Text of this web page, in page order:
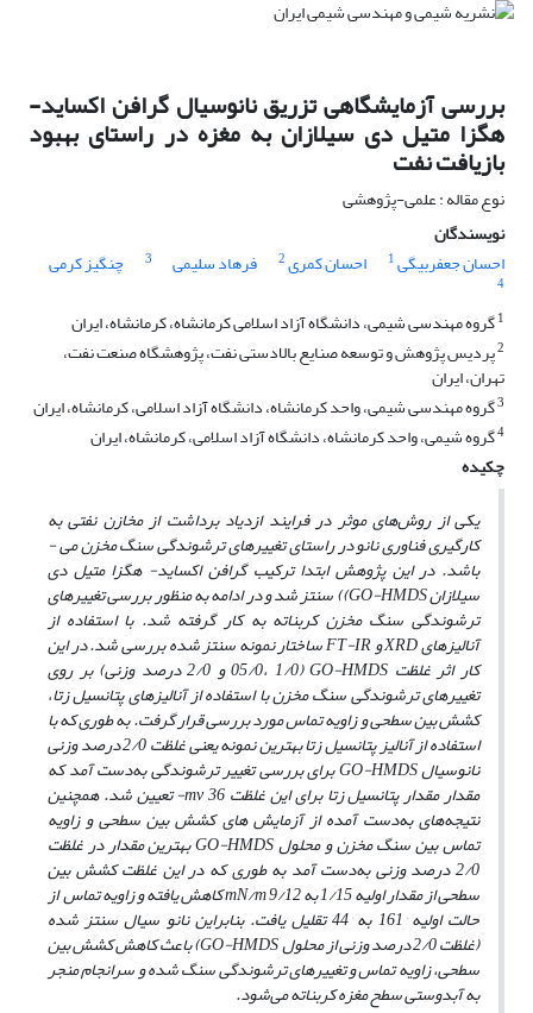
بررسی آزمایشگاهی تزریق نانوسیال گرافن اکساید-
هگزا متیل دی سیلازان به مغزه در راستای بهبود
بازیافت نفت
نوع مقاله : علمی-پژوهشی
نویسندگان
احسان جعفربیگی1 احسان کمری2 فرهاد سلیمی 3 چنگیز کرمی
4
1گروه مهندسی شیمی، دانشگاه آزاد اسلامی کرمانشاه، کرمانشاه، ایران
2پردیس پژوهش و توسعه صنایع بالادستی نفت، پژوهشگاه صنعت نفت،
تهران، ایران
3گروه مهندسی شیمی، واحد کرمانشاه، دانشگاه آزاد اسلامی، کرمانشاه، ایران
4گروه شیمی، واحد کرمانشاه، دانشگاه آزاد اسلامی، کرمانشاه، ایران
چکیده
یکی از روش‌های موثر در فرایند ازدیاد برداشت از مخازن نفتی به
کارگیری فناوری نانو در راستای تغییرهای ترشوندگی سنگ مخزن می ­
باشد. در این پژوهش ابتدا ترکیب گرافن اکساید- هگزا متیل دی
سیلازانGO-HMDS)) سنتز شد و در ادامه به منظور بررسی تغییرهای
ترشوندگی سنگ مخزن کربناته به کار گرفته شد. با استفاده از
آنالیزهایXRDوFT-IRساختار نمونه سنتز شدهبررسی شد. در این
کار اثر غلظت GO-HMDS (05/0، 1/0 و 2/0 درصد وزنی) بر روی
تغییرهای ترشوندگی سنگ مخزن با استفاده از آنالیزهای پتانسیل زتا،
کشش بین سطحی و زاویه تماس مورد بررسی قرار گرفت. به طوری که با
استفاده از آنالیز پتانسیل زتا بهترین نمونه یعنی غلظت 2/0 درصد وزنی
نانوسیالGO-HMDSبرای بررسی تغییر ترشوندگی به‌دست آمد که
مقدار مقدار پتانسیل زتا برای این غلظت ‌mv36- تعیین شد. همچنین
نتیجه‌های به‌دست آمده از آزمایش­ های کشش بین سطحی و زاویه
تماس بین سنگ مخزن و محلولGO-HMDSبهترین مقدار در غلظت
2/0 درصد وزنی به‌دست آمد به طوری که در این غلظت کشش بین
سطحی از مقدار اولیه 1/15 به mN/m9/12 کاهش یافته و زاویه تماس از
حالت اولیه161 به 44 تقلیل یافت. بنابراین نانو سیال سنتز شده
(غلظت 2/0 درصد وزنی از محلول GO-HMDS) باعث کاهش کشش بین
سطحی، زاویه تماس و تغییرهای ترشوندگی سنگ شده و سرانجام منجر
به آبدوستی سطح مغزه کربناته می‌شود.